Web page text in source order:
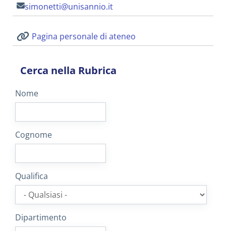
simonetti@unisannio.it
Pagina personale di ateneo
Cerca nella Rubrica
Nome
Cognome
Qualifica
Dipartimento